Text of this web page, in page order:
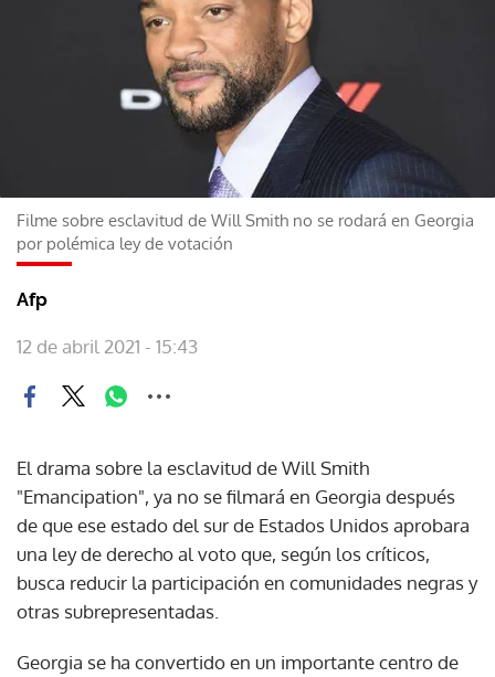
Filme sobre esclavitud de Will Smith no se rodará en Georgia
por polémica ley de votación
Afp
12 de abril 2021 - 15:43
El drama sobre la esclavitud de Will Smith
"Emancipation", ya no se filmará en Georgia después
de que ese estado del sur de Estados Unidos aprobara
una ley de derecho al voto que, según los críticos,
busca reducir la participación en comunidades negras y
otras subrepresentadas.
Georgia se ha convertido en un importante centro de